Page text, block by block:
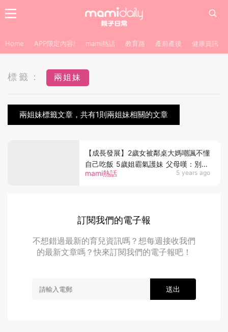
Home APP限定內容! mami熱話 教育路 產前產後 健康資訊
標籤： 兩姐妹
兩姐妹標籤文章，共有1則兩姐妹相關的文章
mami熱話 5 years ago
【成長發展】2歲女被鄰桌大媽嘲諷不懂
自己吃飯 5歲姐霸氣護妹 父母嘆：別拿
孩子比較
訂閱我們的電子報
不想錯過最新的育兒資訊嗎？想每週接收我們
的最新文章嗎？快來訂閱我們的電子報吧！
送出